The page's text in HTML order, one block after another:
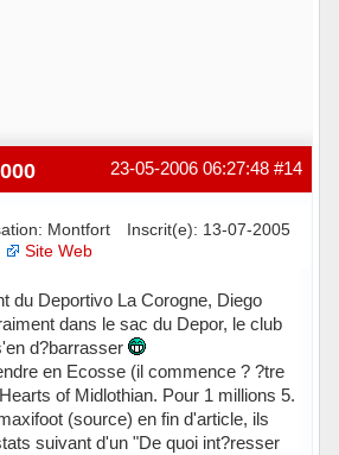
#14
23-05-2006 06:27:48
Montfort
Inscrit(e): 13-07-2005
Site Web
du Deportivo La Corogne, Diego
dans le sac du Depor, le club
d?barrasser
en Ecosse (il commence ? ?tre
of Midlothian. Pour 1 millions 5.
(source) en fin d'article, ils
suivant d'un "De quoi int?resser